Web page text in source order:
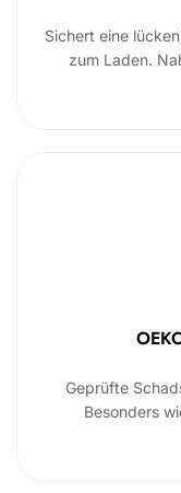
Sichert eine
zum Laden.
Geprüfte
Besonders